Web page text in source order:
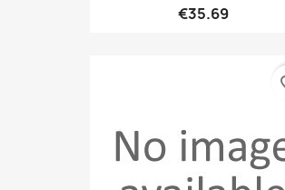
€35.69